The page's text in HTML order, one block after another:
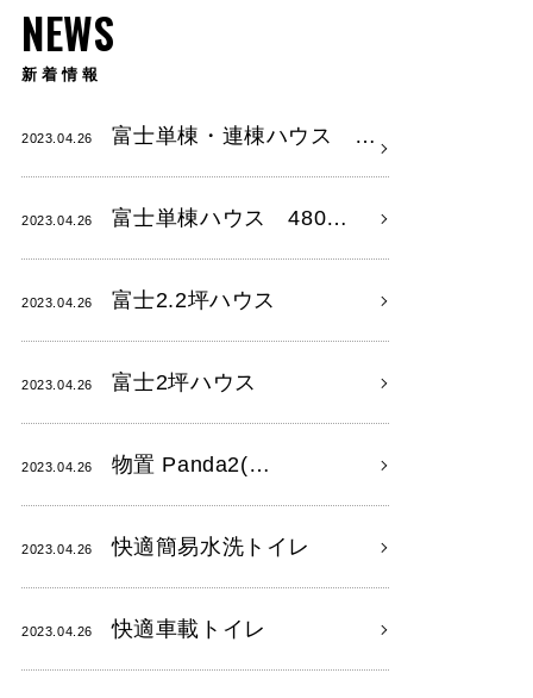
NEWS
新着情報
2023.04.26 富士単棟・連棟ハウス …
2023.04.26 富士単棟ハウス 480…
2023.04.26 富士2.2坪ハウス
2023.04.26 富士2坪ハウス
2023.04.26 物置 Panda2(…
2023.04.26 快適簡易水洗トイレ
2023.04.26 快適車載トイレ